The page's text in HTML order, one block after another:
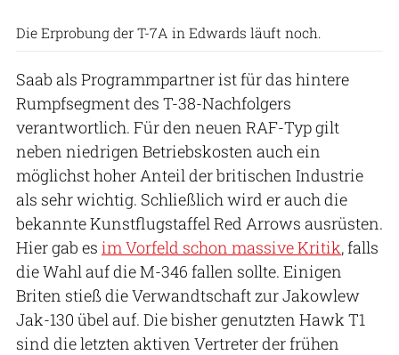
Die Erprobung der T-7A in Edwards läuft noch.
Saab als Programmpartner ist für das hintere
Rumpfsegment des T-38-Nachfolgers
verantwortlich. Für den neuen RAF-Typ gilt
neben niedrigen Betriebskosten auch ein
möglichst hoher Anteil der britischen Industrie
als sehr wichtig. Schließlich wird er auch die
bekannte Kunstflugstaffel Red Arrows ausrüsten.
Hier gab es im Vorfeld schon massive Kritik, falls
die Wahl auf die M-346 fallen sollte. Einigen
Briten stieß die Verwandtschaft zur Jakowlew
Jak-130 übel auf. Die bisher genutzten Hawk T1
sind die letzten aktiven Vertreter der frühen